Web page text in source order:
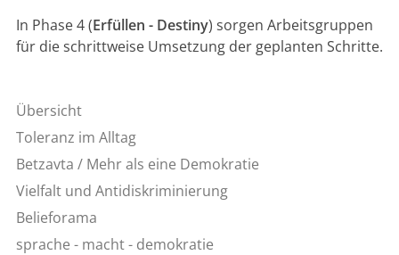
Übersicht
Toleranz im Alltag
Betzavta / Mehr als eine Demokratie
Vielfalt und Antidiskriminierung
Belieforama
sprache - macht - demokratie
In Phase 4 (Erfüllen - Destiny) sorgen Arbeitsgruppen
für die schrittweise Umsetzung der geplanten Schritte.